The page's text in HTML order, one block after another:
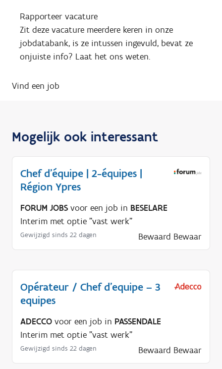
Rapporteer vacature
Zit deze vacature meerdere keren in onze
jobdatabank, is ze intussen ingevuld, bevat ze
onjuiste info? Laat het ons weten.
Vind een job
Mogelijk ook interessant
Chef d'équipe | 2-équipes |
Région Ypres
FORUM JOBS voor een job in BESELARE
Interim met optie "vast werk"
Gewijzigd sinds 22 dagen Bewaard Bewaar
Opérateur / Chef d'equipe – 3
equipes
ADECCO voor een job in PASSENDALE
Interim met optie "vast werk"
Gewijzigd sinds 22 dagen Bewaard Bewaar